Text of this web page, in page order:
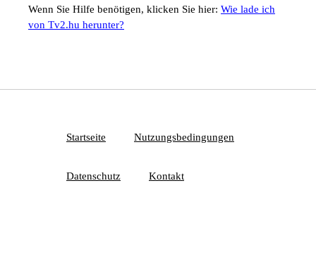
Wenn Sie Hilfe benötigen, klicken Sie hier: Wie lade ich
von Tv2.hu herunter?
Startseite Nutzungsbedingungen
Datenschutz Kontakt